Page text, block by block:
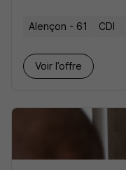
Alençon - 61 CDI
Voir l’offre